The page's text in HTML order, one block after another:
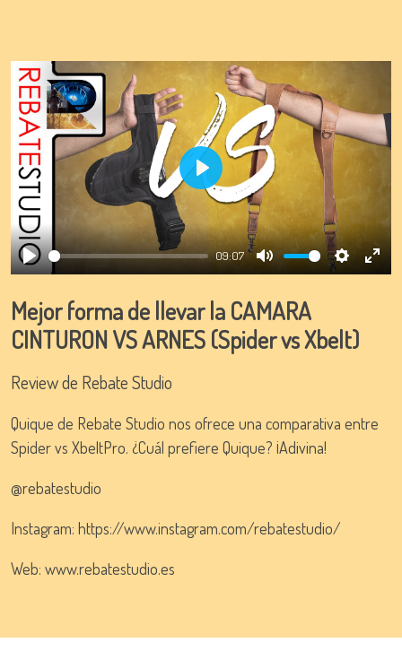
Play
09:07
Mute Settings
Play
Mejor forma de llevar la CAMARA
CINTURON VS ARNES (Spider vs Xbelt)
Review de Rebate Studio
Quique de Rebate Studio nos ofrece una comparativa entre
Spider vs XbeltPro. ¿Cuál prefiere Quique? ¡Adivina!
@rebatestudio
Instagram: https://www.instagram.com/rebatestudio/
Web: www.rebatestudio.es